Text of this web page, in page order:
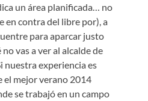
un área planificada… no
en contra del libre por), a
para aparcar justo
vas a ver al alcalde de
nuestra experiencia es
el mejor verano 2014
se trabajó en un campo